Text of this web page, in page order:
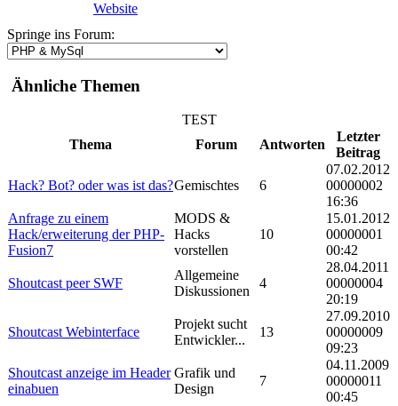
Website
Springe ins Forum:
Ähnliche Themen
TEST
Thema
Forum Antworten
Letzter
Beitrag
Hack? Bot? oder was ist das?Gemischtes 6
07.02.2012
00000002
16:36
Anfrage zu einem
Hack/erweiterung der PHP-
Fusion7
MODS &
Hacks
vorstellen
10
15.01.2012
00000001
00:42
Shoutcast peer SWF
Allgemeine
Diskussionen
4
28.04.2011
00000004
20:19
Shoutcast Webinterface
Projekt sucht
Entwickler...
13
27.09.2010
00000009
09:23
Shoutcast anzeige im Header
einabuen
Grafik und
Design
7
04.11.2009
00000011
00:45